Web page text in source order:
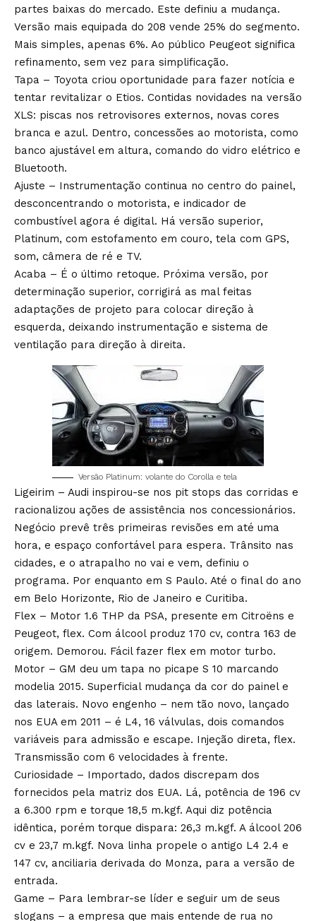
partes baixas do mercado. Este definiu a mudança.
Versão mais equipada do 208 vende 25% do segmento.
Mais simples, apenas 6%. Ao público Peugeot significa
refinamento, sem vez para simplificação.
Tapa – Toyota criou oportunidade para fazer notícia e
tentar revitalizar o Etios. Contidas novidades na versão
XLS: piscas nos retrovisores externos, novas cores
branca e azul. Dentro, concessões ao motorista, como
banco ajustável em altura, comando do vidro elétrico e
Bluetooth.
Ajuste – Instrumentação continua no centro do painel,
desconcentrando o motorista, e indicador de
combustível agora é digital. Há versão superior,
Platinum, com estofamento em couro, tela com GPS,
som, câmera de ré e TV.
Acaba – É o último retoque. Próxima versão, por
determinação superior, corrigirá as mal feitas
adaptações de projeto para colocar direção à
esquerda, deixando instrumentação e sistema de
ventilação para direção à direita.
Versão Platinum: volante do Corolla e tela
Ligeirim – Audi inspirou-se nos pit stops das corridas e
racionalizou ações de assistência nos concessionários.
Negócio prevê três primeiras revisões em até uma
hora, e espaço confortável para espera. Trânsito nas
cidades, e o atrapalho no vai e vem, definiu o
programa. Por enquanto em S Paulo. Até o final do ano
em Belo Horizonte, Rio de Janeiro e Curitiba.
Flex – Motor 1.6 THP da PSA, presente em Citroëns e
Peugeot, flex. Com álcool produz 170 cv, contra 163 de
origem. Demorou. Fácil fazer flex em motor turbo.
Motor – GM deu um tapa no picape S 10 marcando
modelia 2015. Superficial mudança da cor do painel e
das laterais. Novo engenho – nem tão novo, lançado
nos EUA em 2011 – é L4, 16 válvulas, dois comandos
variáveis para admissão e escape. Injeção direta, flex.
Transmissão com 6 velocidades à frente.
Curiosidade – Importado, dados discrepam dos
fornecidos pela matriz dos EUA. Lá, potência de 196 cv
a 6.300 rpm e torque 18,5 m.kgf. Aqui diz potência
idêntica, porém torque dispara: 26,3 m.kgf. A álcool 206
cv e 23,7 m.kgf. Nova linha propele o antigo L4 2.4 e
147 cv, anciliaria derivada do Monza, para a versão de
entrada.
Game – Para lembrar-se líder e seguir um de seus
slogans – a empresa que mais entende de rua no